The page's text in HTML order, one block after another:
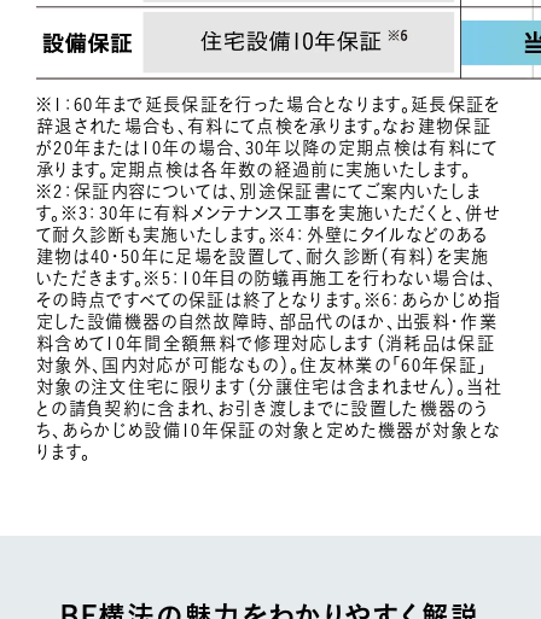
※1：60年まで延長保証を行った場合となります。延長保証を
辞退された場合も、有料にて点検を承ります。なお建物保証
が20年または10年の場合、30年以降の定期点検は有料にて
承ります。定期点検は各年数の経過前に実施いたします。
※2：保証内容については、別途保証書にてご案内いたしま
す。※3：30年に有料メンテナンス工事を実施いただくと、併せ
て耐久診断も実施いたします。※4：外壁にタイルなどのある
建物は40・50年に足場を設置して、耐久診断（有料）を実施
いただきます。※5：10年目の防蟻再施工を行わない場合は、
その時点ですべての保証は終了となります。※6：あらかじめ指
定した設備機器の自然故障時、部品代のほか、出張料・作業
料含めて10年間全額無料で修理対応します（消耗品は保証
対象外、国内対応が可能なもの）。住友林業の「60年保証」
対象の注文住宅に限ります（分譲住宅は含まれません）。当社
との請負契約に含まれ、お引き渡しまでに設置した機器のう
ち、あらかじめ設備10年保証の対象と定めた機器が対象とな
ります。